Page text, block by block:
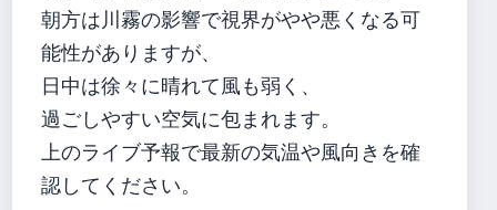
朝方は川霧の影響で視界がやや悪くなる可
能性がありますが、
日中は徐々に晴れて風も弱く、
過ごしやすい空気に包まれます。
上のライブ予報で最新の気温や風向きを確
認してください。